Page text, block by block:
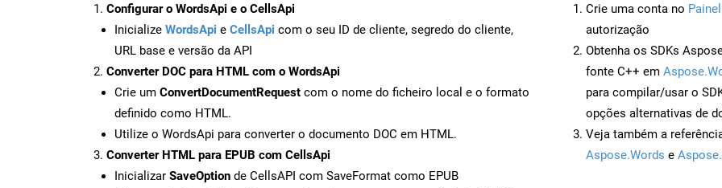
Configurar o WordsApi e o CellsApi
Inicialize WordsApi e CellsApi com o seu ID de cliente, segredo do cliente,
URL base e versão da API
Converter DOC para HTML com o WordsApi
Crie um ConvertDocumentRequest com o nome do ficheiro local e o formato
definido como HTML.
Utilize o WordsApi para converter o documento DOC em HTML.
Converter HTML para EPUB com CellsApi
Inicializar SaveOption de CellsAPI com SaveFormat como EPUB
Crie uma conta no Painel
autorização
Obtenha os SDKs
fonte C++ em
para compilar/usar o
opções alternativas de
Veja também a
Aspose.Words e